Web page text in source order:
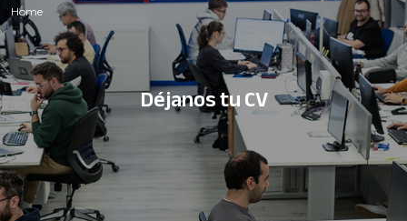
Home
Déjanos tu CV